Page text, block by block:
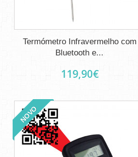
Termómetro Infravermelho com
Bluetooth e...
119,90€
NOVO